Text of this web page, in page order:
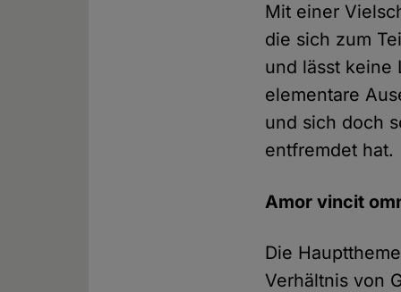
Mit einer
die sich zum
und lässt keine
elementare
und sich doch
entfremdet hat.
Amor vincit
Die
Verhältnis von